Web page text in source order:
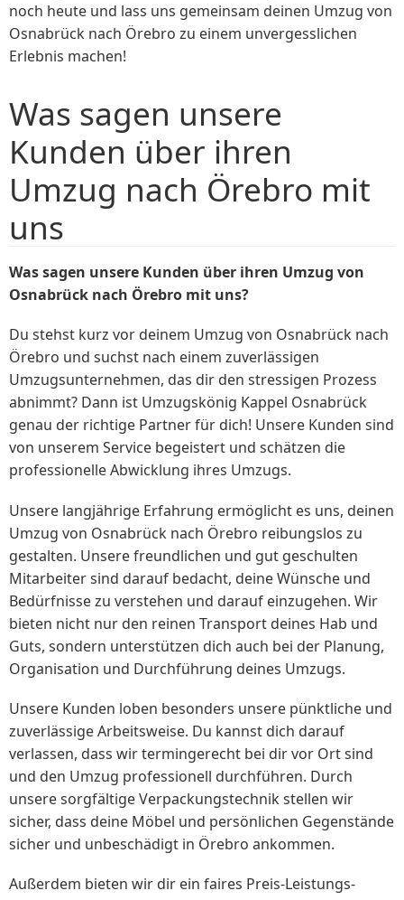
noch heute und lass uns gemeinsam deinen Umzug von
Osnabrück nach Örebro zu einem unvergesslichen
Erlebnis machen!
Was sagen unsere
Kunden über ihren
Umzug nach Örebro mit
uns
Was sagen unsere Kunden über ihren Umzug von
Osnabrück nach Örebro mit uns?
Du stehst kurz vor deinem Umzug von Osnabrück nach
Örebro und suchst nach einem zuverlässigen
Umzugsunternehmen, das dir den stressigen Prozess
abnimmt? Dann ist Umzugskönig Kappel Osnabrück
genau der richtige Partner für dich! Unsere Kunden sind
von unserem Service begeistert und schätzen die
professionelle Abwicklung ihres Umzugs.
Unsere langjährige Erfahrung ermöglicht es uns, deinen
Umzug von Osnabrück nach Örebro reibungslos zu
gestalten. Unsere freundlichen und gut geschulten
Mitarbeiter sind darauf bedacht, deine Wünsche und
Bedürfnisse zu verstehen und darauf einzugehen. Wir
bieten nicht nur den reinen Transport deines Hab und
Guts, sondern unterstützen dich auch bei der Planung,
Organisation und Durchführung deines Umzugs.
Unsere Kunden loben besonders unsere pünktliche und
zuverlässige Arbeitsweise. Du kannst dich darauf
verlassen, dass wir termingerecht bei dir vor Ort sind
und den Umzug professionell durchführen. Durch
unsere sorgfältige Verpackungstechnik stellen wir
sicher, dass deine Möbel und persönlichen Gegenstände
sicher und unbeschädigt in Örebro ankommen.
Außerdem bieten wir dir ein faires Preis-Leistungs-